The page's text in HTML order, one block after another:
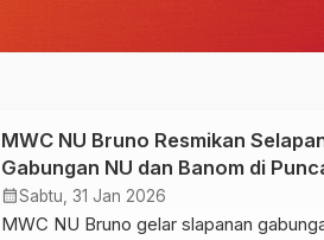
MWC NU Bruno Resmikan
Gabungan NU dan Banom di
Abad NU
calendar_monthSabtu, 31 Jan 2026
MWC NU Bruno gelar slapanan